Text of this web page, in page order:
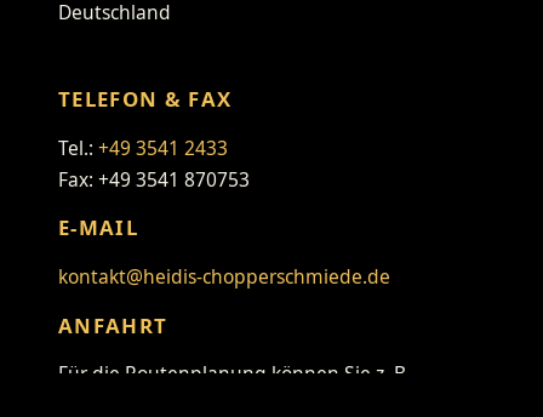
Deutschland
TELEFON & FAX
Tel.: +49 3541 2433
Fax: +49 3541 870753
E-MAIL
kontakt@heidis-chopperschmiede.de
ANFAHRT
Für die Routenplanung können Sie z. B.